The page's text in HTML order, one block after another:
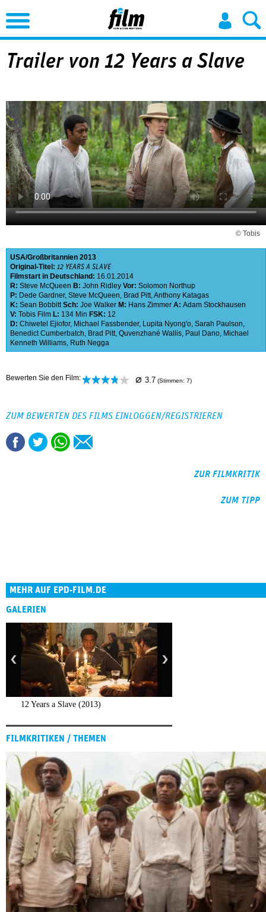
Jump to Navigation
Trailer von 12 Years a Slave
© Tobis
USA Großbritannien 2013
Original-Titel: 12 YEARS A SLAVE
Filmstart in Deutschland: 16.01.2014
R: Steve McQueen B: John Ridley Vor: Solomon Northup
P: Dede Gardner, Steve McQueen, Brad Pitt,Anthony Katagas
K: Sean Bobbitt Sch: Joe Walker M: Hans Zimmer A: Adam Stockhausen
V: Tobis Film L: 134 Min FSK: 12
D: Chiwetel Ejiofor, Michael Fassbender, Lupita Nyong'o, Sarah Paulson,
Benedict Cumberbatch, Brad Pitt, Quvenzhané Wallis, Paul Dano, Michael
Kenneth Williams, Ruth Negga
Bewerten Sie den Film: ⌀ 3.7 (Stimmen: 7)
ZUM BEWERTEN DES FILMS EINLOGGEN/REGISTRIEREN
ZUR FILMKRITIK
ZUM TIPP
MEHR AUF EPD-FILM.DE
GALERIEN
12 Years a Slave (2013)
FILMKRITIKEN / THEMEN